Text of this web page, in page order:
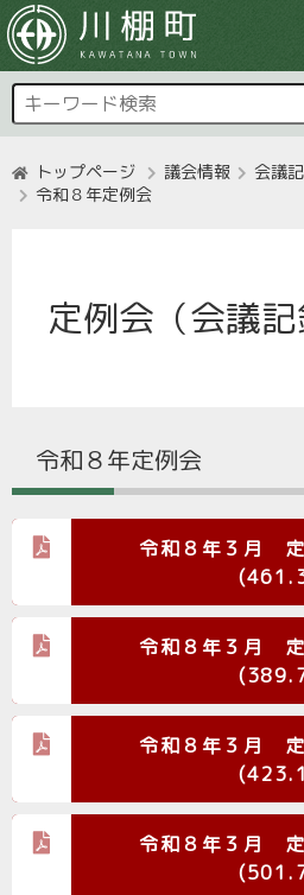
トップページ 議会情報 会議
令和８年定例会
定例会（会議記
令和８年定例会
令和８年３月 定
令和８年３月 定
令和８年３月 定
令和８年３月 定